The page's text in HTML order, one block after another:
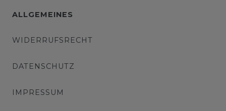
ALLGEMEINES
WIDERRUFSRECHT
DATENSCHUTZ
IMPRESSUM